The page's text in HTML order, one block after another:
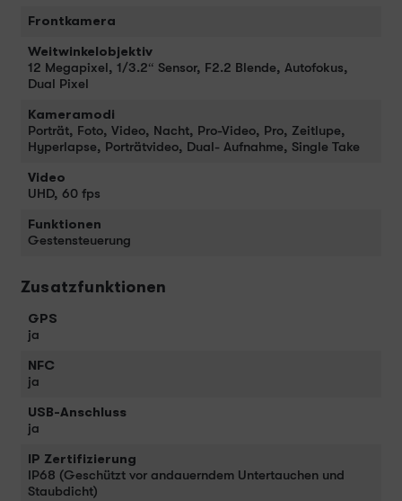
Frontkamera
Weitwinkelobjektiv
12 Megapixel, 1/3.2“ Sensor, F2.2 Blende, Autofokus,
Dual Pixel
Kameramodi
Porträt, Foto, Video, Nacht, Pro-Video, Pro, Zeitlupe,
Hyperlapse, Porträtvideo, Dual- Aufnahme, Single Take
Video
UHD, 60 fps
Funktionen
Gestensteuerung
Zusatzfunktionen
GPS
ja
NFC
ja
USB-Anschluss
ja
IP Zertifizierung
IP68 (Geschützt vor andauerndem Untertauchen und
Staubdicht)